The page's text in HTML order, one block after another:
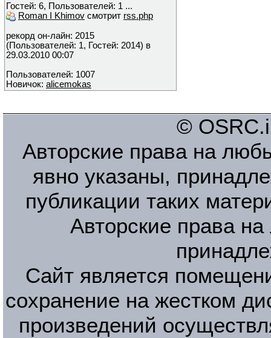
Гостей: 6, Пользователей: 1 ...
Roman I Khimov смотрит rss.php
рекорд он-лайн: 2015
(Пользователей: 1, Гостей: 2014) в
29.03.2010 00:07
Пользователей: 1007
Новичок: alicemokas
©
Авторские права на
явно указаны,
публикации таких
Авторские права
Сайт является
сохранение на жестком
произведений